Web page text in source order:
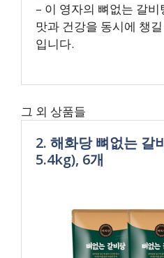
– 이 영자의 뼈없는 갈
맛과 건강을 동시에 챙
입니다.
그 외 상품들
2. 해화당 뼈없는 갈
5.4kg), 6개